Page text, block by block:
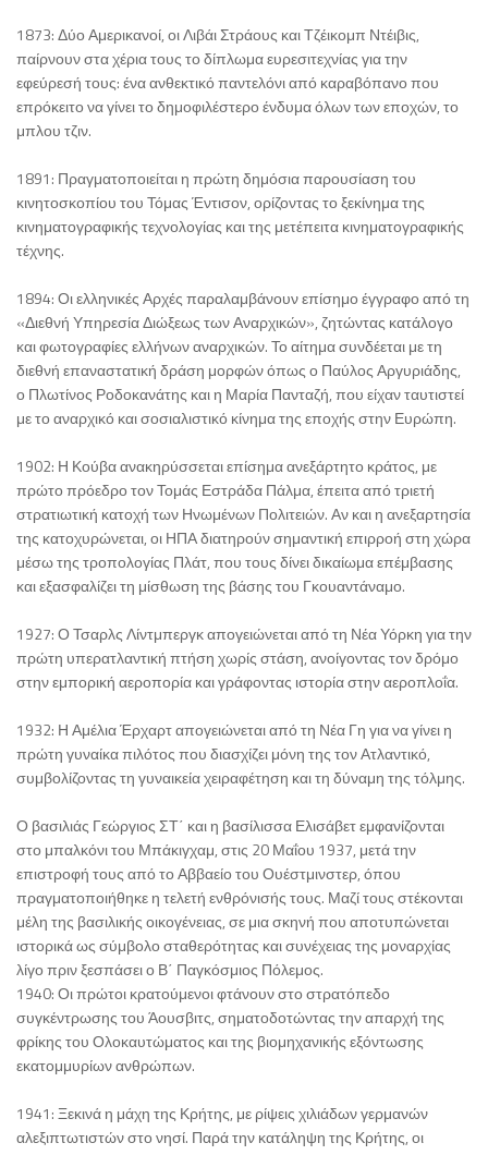
1873: Δύο Αμερικανοί, οι Λιβάι Στράους και Τζέικομπ Ντέιβις,
παίρνουν στα χέρια τους το δίπλωμα ευρεσιτεχνίας για την
εφεύρεσή τους: ένα ανθεκτικό παντελόνι από καραβόπανο που
επρόκειτο να γίνει το δημοφιλέστερο ένδυμα όλων των εποχών, το
μπλου τζιν.
1891: Πραγματοποιείται η πρώτη δημόσια παρουσίαση του
κινητοσκοπίου του Τόμας Έντισον, ορίζοντας το ξεκίνημα της
κινηματογραφικής τεχνολογίας και της μετέπειτα κινηματογραφικής
τέχνης.
1894: Οι ελληνικές Αρχές παραλαμβάνουν επίσημο έγγραφο από τη
«Διεθνή Υπηρεσία Διώξεως των Αναρχικών», ζητώντας κατάλογο
και φωτογραφίες ελλήνων αναρχικών. Το αίτημα συνδέεται με τη
διεθνή επαναστατική δράση μορφών όπως ο Παύλος Αργυριάδης,
ο Πλωτίνος Ροδοκανάτης και η Μαρία Πανταζή, που είχαν ταυτιστεί
με το αναρχικό και σοσιαλιστικό κίνημα της εποχής στην Ευρώπη.
1902: Η Κούβα ανακηρύσσεται επίσημα ανεξάρτητο κράτος, με
πρώτο πρόεδρο τον Τομάς Εστράδα Πάλμα, έπειτα από τριετή
στρατιωτική κατοχή των Ηνωμένων Πολιτειών. Αν και η ανεξαρτησία
της κατοχυρώνεται, οι ΗΠΑ διατηρούν σημαντική επιρροή στη χώρα
μέσω της τροπολογίας Πλάτ, που τους δίνει δικαίωμα επέμβασης
και εξασφαλίζει τη μίσθωση της βάσης του Γκουαντάναμο.
1927: Ο Τσαρλς Λίντμπεργκ απογειώνεται από τη Νέα Υόρκη για την
πρώτη υπερατλαντική πτήση χωρίς στάση, ανοίγοντας τον δρόμο
στην εμπορική αεροπορία και γράφοντας ιστορία στην αεροπλοΐα.
1932: Η Αμέλια Έρχαρτ απογειώνεται από τη Νέα Γη για να γίνει η
πρώτη γυναίκα πιλότος που διασχίζει μόνη της τον Ατλαντικό,
συμβολίζοντας τη γυναικεία χειραφέτηση και τη δύναμη της τόλμης.
Ο βασιλιάς Γεώργιος ΣΤ΄ και η βασίλισσα Ελισάβετ εμφανίζονται
στο μπαλκόνι του Μπάκιγχαμ, στις 20 Μαΐου 1937, μετά την
επιστροφή τους από το Αββαείο του Ουέστμινστερ, όπου
πραγματοποιήθηκε η τελετή ενθρόνισής τους. Μαζί τους στέκονται
μέλη της βασιλικής οικογένειας, σε μια σκηνή που αποτυπώνεται
ιστορικά ως σύμβολο σταθερότητας και συνέχειας της μοναρχίας
λίγο πριν ξεσπάσει ο Β΄ Παγκόσμιος Πόλεμος.
1940: Οι πρώτοι κρατούμενοι φτάνουν στο στρατόπεδο
συγκέντρωσης του Άουσβιτς, σηματοδοτώντας την απαρχή της
φρίκης του Ολοκαυτώματος και της βιομηχανικής εξόντωσης
εκατομμυρίων ανθρώπων.
1941: Ξεκινά η μάχη της Κρήτης, με ρίψεις χιλιάδων γερμανών
αλεξιπτωτιστών στο νησί. Παρά την κατάληψη της Κρήτης, οι